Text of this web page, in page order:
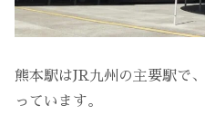
熊本駅はJR九州の主要駅で、
っています。